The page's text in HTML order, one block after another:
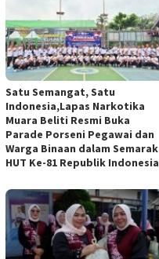
Satu Semangat, Satu
Indonesia,Lapas Narkotika
Muara Beliti Resmi Buka
Parade Porseni Pegawai dan
Warga Binaan dalam Semarak
HUT Ke-81 Republik Indonesia